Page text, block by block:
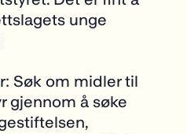
unge
Søk om midler til
gjennom å søke